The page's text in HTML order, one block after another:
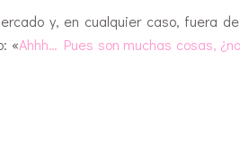
y, en cualquier caso, fuera
«Ahhh… Pues son muchas cosas,